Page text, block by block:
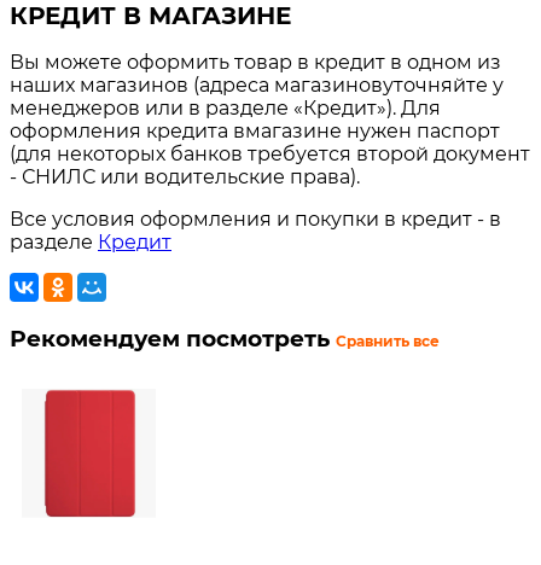
КРЕДИТ В МАГАЗИНЕ
Вы можете оформить товар в кредит в одном из
наших магазинов (адреса магазиновуточняйте у
менеджеров или в разделе «Кредит»). Для
оформления кредита вмагазине нужен паспорт
(для некоторых банков требуется второй документ
- СНИЛС или водительские права).
Все условия оформления и покупки в кредит - в
разделе Кредит
Рекомендуем посмотреть Сравнить все